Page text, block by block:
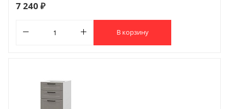
7 240 ₽
В корзину